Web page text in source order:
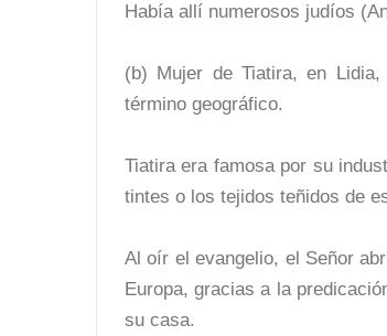
Había allí numerosos judíos
(b) Mujer de Tiatira, en
término geográfico.
Tiatira era famosa por su
tintes o los tejidos teñidos de
Al oír el evangelio, el Señor
Europa, gracias a la
su casa.